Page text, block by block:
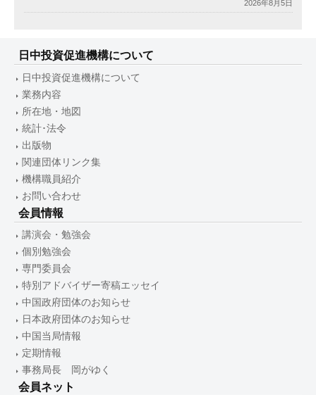
2026年8月5日
日中投資促進機構について
日中投資促進機構について
業務内容
所在地・地図
統計･法令
出版物
関連団体リンク集
機構職員紹介
お問い合わせ
会員情報
講演会・勉強会
個別勉強会
専門委員会
特別アドバイザー寄稿エッセイ
中国政府団体のお知らせ
日本政府団体のお知らせ
中国当局情報
定期情報
事務局長 岡がゆく
会員ネット